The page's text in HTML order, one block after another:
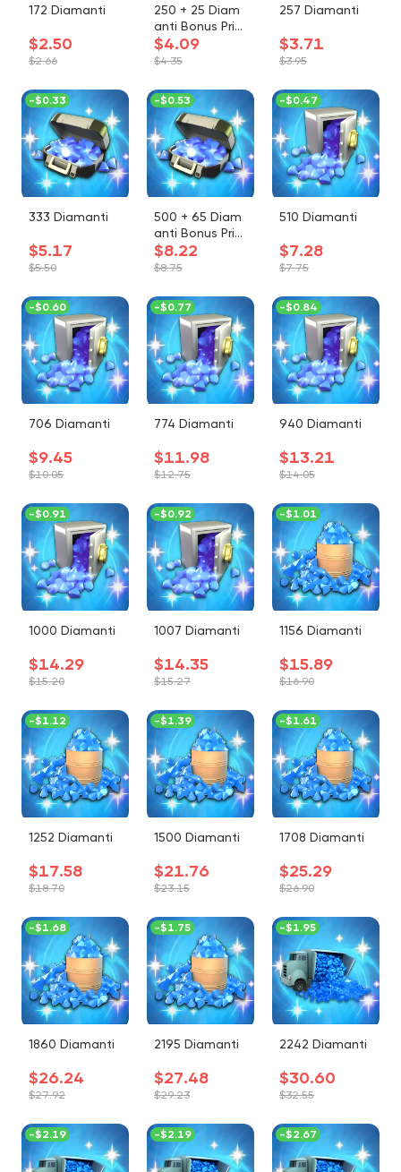
172 Diamanti
$2.50
$2.66
250 + 25 Diam
anti Bonus Prim
o Ricarica
$4.09
$4.35
257 Diamanti
$3.71
$3.95
333 Diamanti
$5.17
$5.50
-$0.33
500 + 65 Diam
anti Bonus Prim
o Ricarica
$8.22
$8.75
-$0.53
510 Diamanti
$7.28
$7.75
-$0.47
706 Diamanti
$9.45
$10.05
-$0.60
774 Diamanti
$11.98
$12.75
-$0.77
940 Diamanti
$13.21
$14.05
-$0.84
1000 Diamanti
$14.29
$15.20
-$0.91
1007 Diamanti
$14.35
$15.27
-$0.92
1156 Diamanti
$15.89
$16.90
-$1.01
1252 Diamanti
$17.58
$18.70
-$1.12
1500 Diamanti
$21.76
$23.15
-$1.39
1708 Diamanti
$25.29
$26.90
-$1.61
1860 Diamanti
$26.24
$27.92
-$1.68
2195 Diamanti
$27.48
$29.23
-$1.75
2242 Diamanti
$30.60
$32.55
-$1.95
-$2.19 -$2.19 -$2.67